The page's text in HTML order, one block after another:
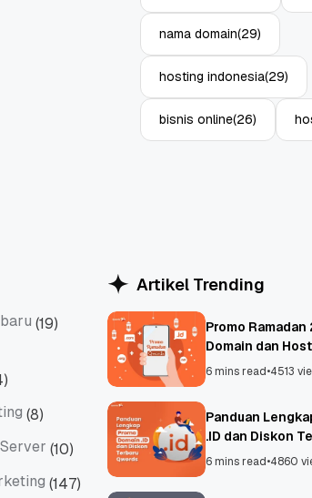
nama domain(29)
hosting indonesia(29)
bisnis online(26)
(19)
(8)
(10)
(147)
Artikel Trending
Promo
Domain dan
6 mins read•4513
Panduan
.ID dan Diskon
6 mins read•4860